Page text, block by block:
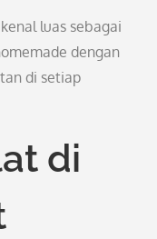
luas sebagai
dengan
di setiap
di